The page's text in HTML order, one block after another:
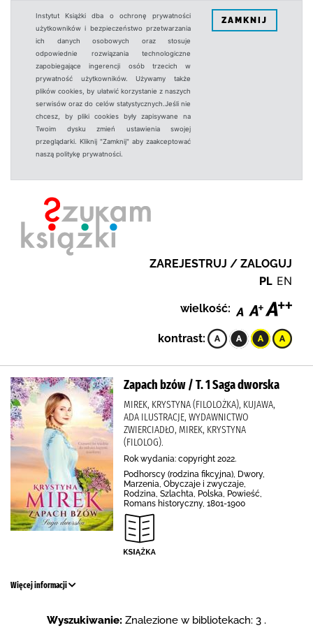
Instytut Książki dba o ochronę prywatności
użytkowników i bezpieczeństwo przetwarzania
ich danych osobowych oraz stosuje
odpowiednie rozwiązania technologiczne
zapobiegające ingerencji osób trzecich w
prywatność użytkowników. Używamy także
plików cookies, by ułatwić korzystanie z naszych
serwisów oraz do celów statystycznych.Jeśli nie
chcesz, by pliki cookies były zapisywane na
Twoim dysku zmień ustawienia swojej
przeglądarki. Kliknij "Zamknij" aby zaakceptować
naszą politykę prywatności.
ZAMKNIJ
ZAREJESTRUJ / ZALOGUJ
PL EN
wielkość:
kontrast:
Zapach bzów / T. 1 Saga dworska
MIREK, KRYSTYNA (FILOLOŻKA), KUJAWA,
ADA ILUSTRACJE, WYDAWNICTWO
ZWIERCIADŁO, MIREK, KRYSTYNA
(FILOLOG).
Rok wydania: copyright 2022.
Podhorscy (rodzina fikcyjna), Dwory,
Marzenia, Obyczaje i zwyczaje,
Rodzina, Szlachta, Polska, Powieść,
Romans historyczny, 1801-1900
Więcej informacji
Wyszukiwanie: Znalezione w bibliotekach: 3 .